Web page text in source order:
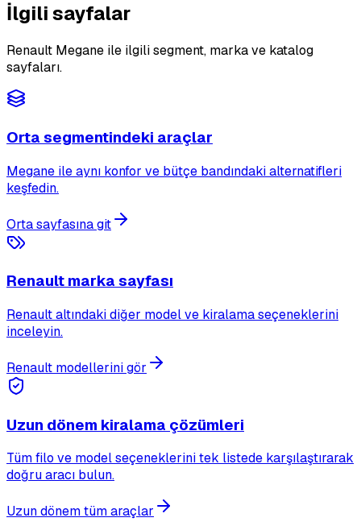
İlgili sayfalar
Renault Megane ile ilgili segment, marka ve katalog
sayfaları.
Orta segmentindeki araçlar
Megane ile aynı konfor ve bütçe bandındaki alternatifleri
keşfedin.
Orta sayfasına git
Renault marka sayfası
Renault altındaki diğer model ve kiralama seçeneklerini
inceleyin.
Renault modellerini gör
Uzun dönem kiralama çözümleri
Tüm filo ve model seçeneklerini tek listede karşılaştırarak
doğru aracı bulun.
Uzun dönem tüm araçlar